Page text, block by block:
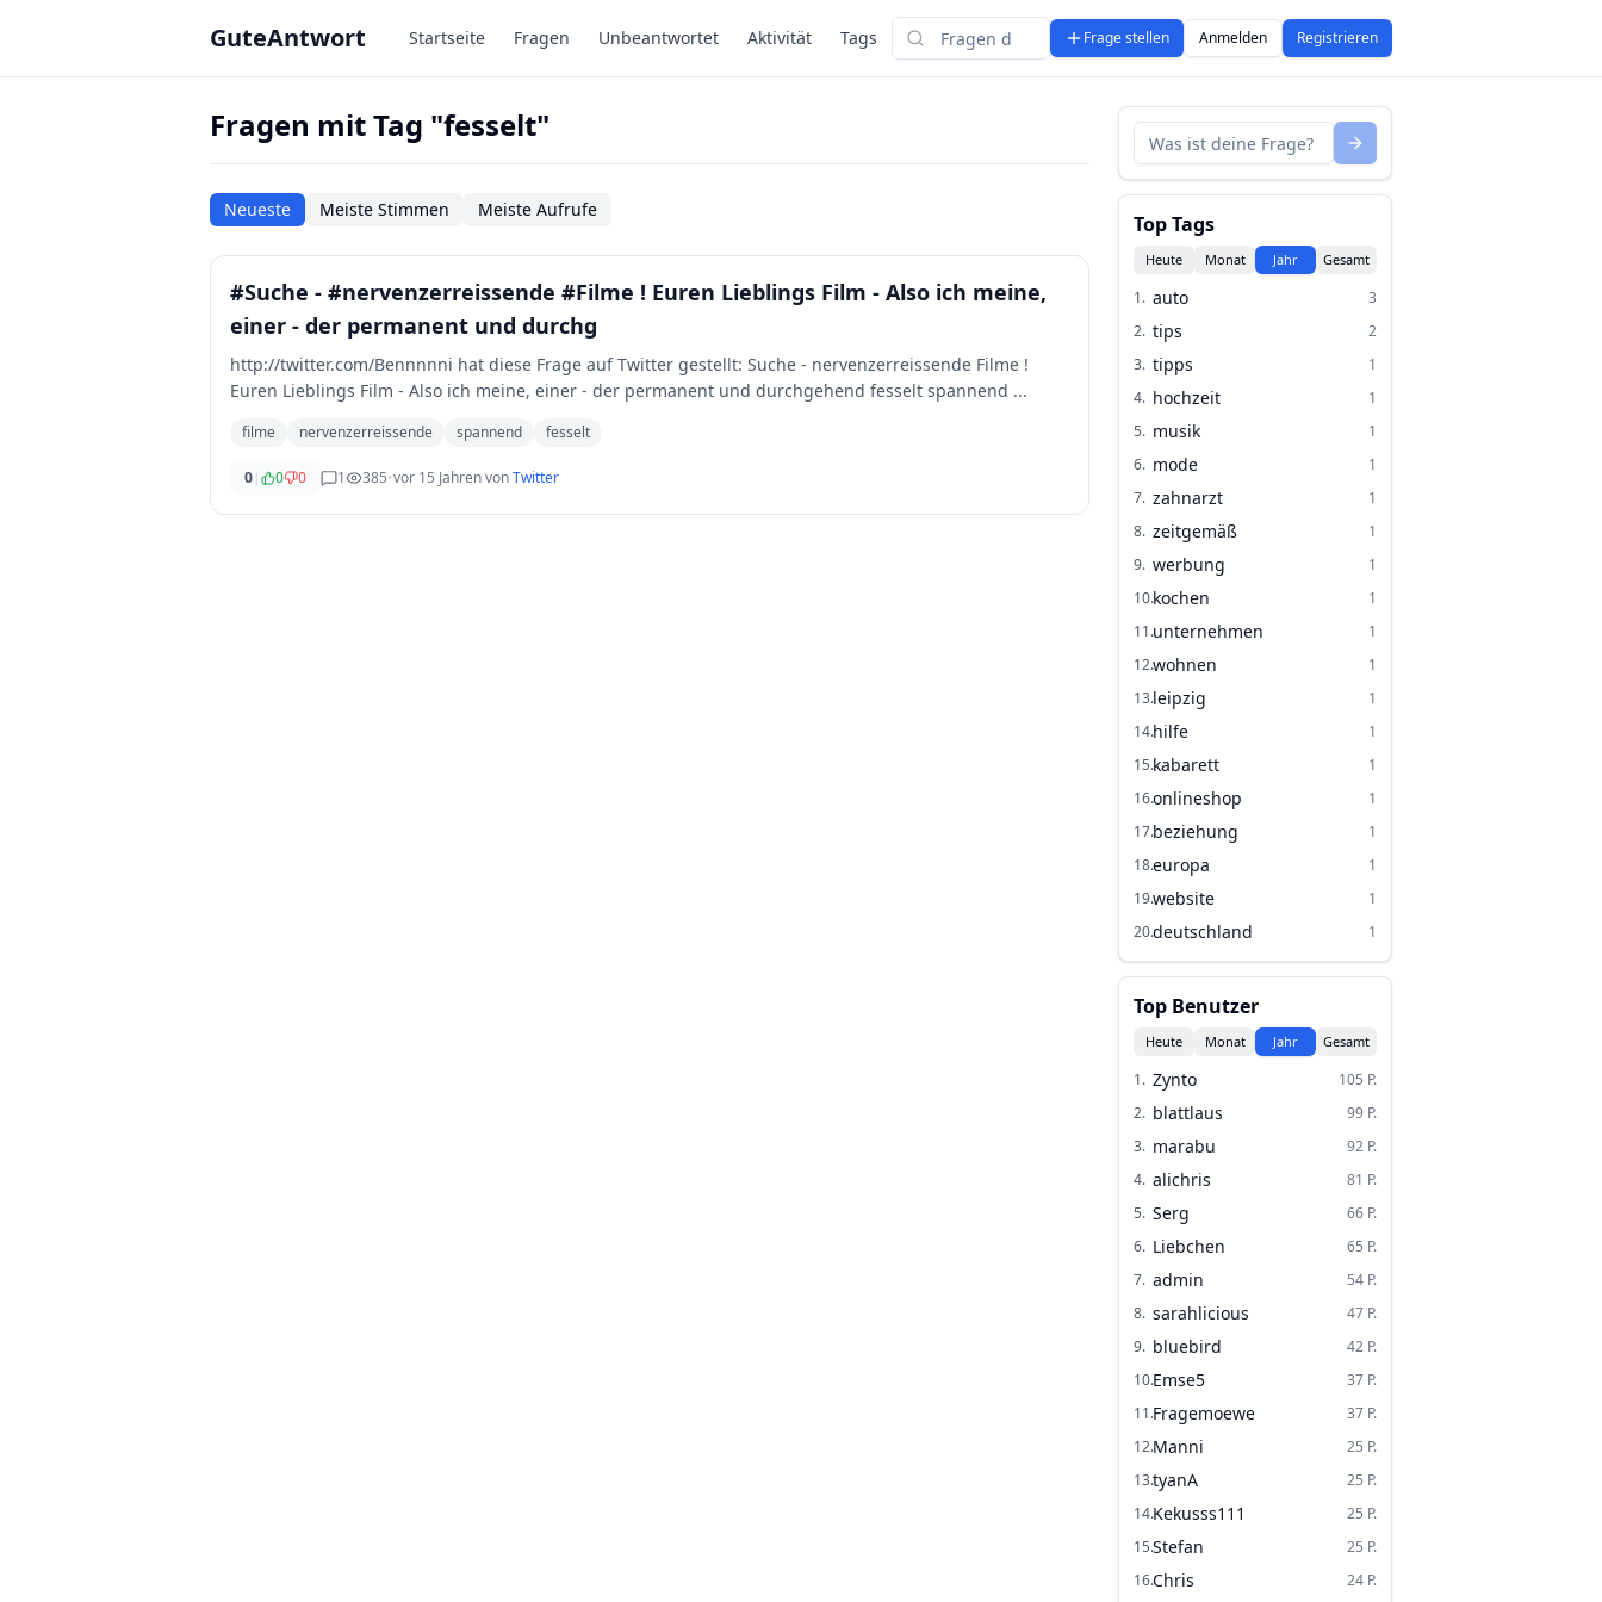
GuteAntwort Startseite Fragen Unbeantwortet Aktivität Tags
Suchen
Frage stellen Anmelden Registrieren
Fragen mit Tag "fesselt"
Neueste Meiste Stimmen Meiste Aufrufe
#Suche - #nervenzerreissende #Filme ! Euren Lieblings Film - Also ich meine,
einer - der permanent und durchg
http://twitter.com/Bennnnni hat diese Frage auf Twitter gestellt: Suche - nervenzerreissende Filme !
Euren Lieblings Film - Also ich meine, einer - der permanent und durchgehend fesselt spannend ...
filme nervenzerreissende spannend fesselt
0| 0 0 1 385•vor 15 JahrenvonTwitter
Top Tags
Heute Monat Jahr Gesamt
1. auto
3
2. tips
2
3. tipps
1
4. hochzeit
1
5. musik
1
6. mode
1
7. zahnarzt
1
8. zeitgemäß
1
9. werbung
1
10.kochen
1
11.unternehmen
1
12.wohnen
1
13.leipzig
1
14.hilfe
1
15.kabarett
1
16.onlineshop
1
17.beziehung
1
18.europa
1
19.website
1
20.deutschland 1
Top Benutzer
Heute Monat Jahr Gesamt
1. Zynto 105 P.
2. blattlaus 99 P.
3. marabu 92 P.
4. alichris 81 P.
5. Serg 66 P.
6. Liebchen 65 P.
7. admin 54 P.
8. sarahlicious 47 P.
9. bluebird 42 P.
10.Emse5 37 P.
11.Fragemoewe 37 P.
12.Manni 25 P.
13.tyanA 25 P.
14.Kekusss111 25 P.
15.Stefan 25 P.
16.Chris 24 P.